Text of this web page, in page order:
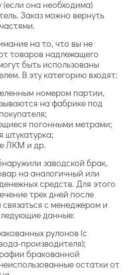
она необходима)
Заказ можно вернуть
на то, что вы не
товаров надлежащего
быть использованы
В эту категорию входят:
номером партии,
на фабрике под
погонными метрами;
штукатурка;
ЛКМ и др.
заводской брак,
на аналогичный или
средств. Для этого
трех дней после
с менеджером и
данные:
рулонов (с
производителя);
бракованной
остатки от